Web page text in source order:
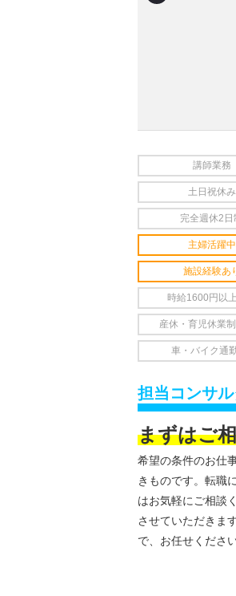
講師業務
土日祝休み
完全週休2日
主婦活躍中
施設経験あ
時給1600円以
産休・育児休業
車・バイク通
担当コンサル
まずはご
希望の条件のお仕
きものです。転職
はお気軽にご相談
させていただきま
で、お任せくださ